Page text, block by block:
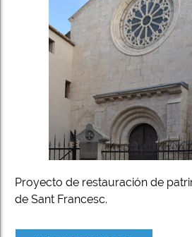
Proyecto de restauración de
de Sant Francesc.